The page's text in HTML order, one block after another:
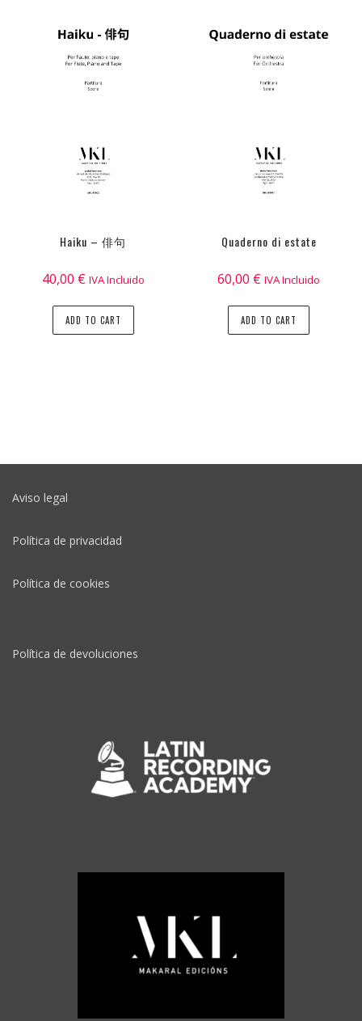
Haiku – 俳句
40,00 € IVA Incluido
ADD TO CART
Quaderno di estate
60,00 € IVA Incluido
ADD TO CART
Aviso legal
Política de privacidad
Política de cookies
Política de devoluciones